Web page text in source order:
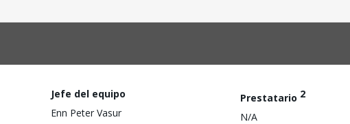
Jefe del equipo
Enn Peter Vasur
Prestatario 2
N/A